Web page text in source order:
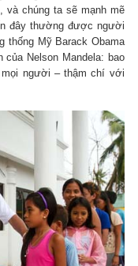
chúng ta sẽ mạnh mẽ
đây thường được người
thống Mỹ Barack Obama
Nelson Mandela: bao
mọi người – thậm chí với